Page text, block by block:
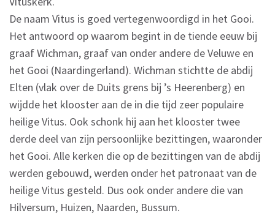
De naam Vitus is goed vertegenwoordigd in het Gooi.
Het antwoord op waarom begint in de tiende eeuw bij
graaf Wichman, graaf van onder andere de Veluwe en
het Gooi (Naardingerland). Wichman stichtte de abdij
Elten (vlak over de Duits grens bij ’s Heerenberg) en
wijdde het klooster aan de in die tijd zeer populaire
heilige Vitus. Ook schonk hij aan het klooster twee
derde deel van zijn persoonlijke bezittingen, waaronder
het Gooi. Alle kerken die op de bezittingen van de abdij
werden gebouwd, werden onder het patronaat van de
heilige Vitus gesteld. Dus ook onder andere die van
Hilversum, Huizen, Naarden, Bussum.